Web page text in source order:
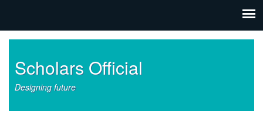
Scholars Official
Designing future